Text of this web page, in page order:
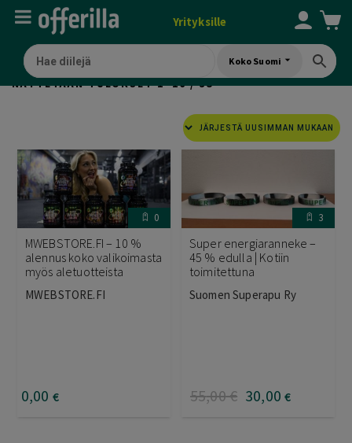
Yrityksille
Koko Suomi
NÄYTETÄÄN TULOKSET 1–16 / 35SORTED
LATEST
0
MWEBSTORE.FI – 10 %
alennus koko valikoimasta
myös aletuotteista
MWEBSTORE.FI
0,00 €
3
Super energiaranneke –
45 % edulla | Kotiin
toimitettuna
Suomen Superapu Ry
55,00€ 30,00 €